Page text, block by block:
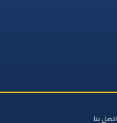
اتصل بنا